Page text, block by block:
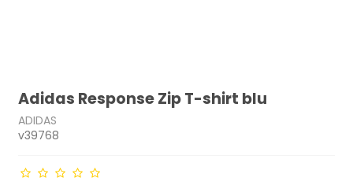
Adidas Response Zip T-shirt blu
ADIDAS
v39768